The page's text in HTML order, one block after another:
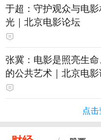
于超：守护观众与电
光｜北京电影论坛
张冀：电影是照亮生
的公共艺术｜北京电
点